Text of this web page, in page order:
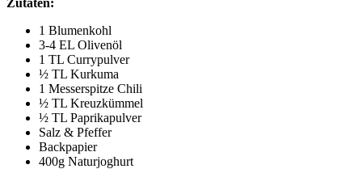
1 Blumenkohl
3-4 EL Olivenöl
1 TL Currypulver
½ TL Kurkuma
1 Messerspitze Chili
½ TL Kreuzkümmel
½ TL Paprikapulver
Salz & Pfeffer
Backpapier
400g Naturjoghurt